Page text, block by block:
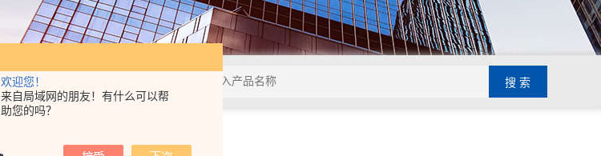
欢迎您！
来自局域网的朋友！有什么可以帮
助您的吗？